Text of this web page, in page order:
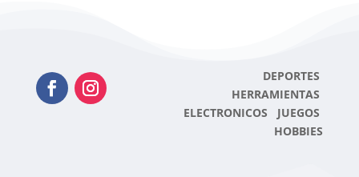
DEPORTES
HERRAMIENTAS
ELECTRONICOS JUEGOS
HOBBIES